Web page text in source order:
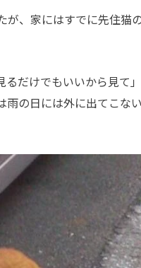
、家にはすでに先住猫の
だけでもいいから見て
の日には外に出てこな